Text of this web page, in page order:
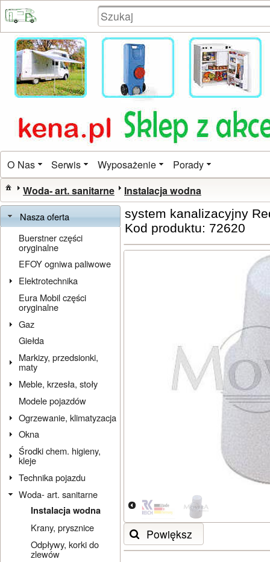
O Nas Serwis Wyposażenie Porady
Woda- art. sanitarne Instalacja wodna
Nasza oferta
Buerstner części
oryginalne
EFOY ogniwa paliwowe
Elektrotechnika
Eura Mobil części
oryginalne
Gaz
Giełda
Markizy, przedsionki,
maty
Meble, krzesła, stoły
Modele pojazdów
Ogrzewanie, klimatyzacja
Okna
Środki chem. higieny,
kleje
Technika pojazdu
Woda- art. sanitarne
Instalacja wodna
Krany, prysznice
Odpływy, korki do
zlewów
system kanalizacyjny
Kod produktu: 72620
Powiększ